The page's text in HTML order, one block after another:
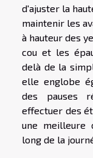
d'ajuster la
maintenir les
à hauteur des
cou et les
delà de la
elle englobe
des pauses
effectuer des
une meilleure
long de la